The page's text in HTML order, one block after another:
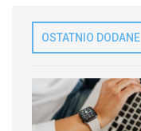
OSTATNIO DODANE